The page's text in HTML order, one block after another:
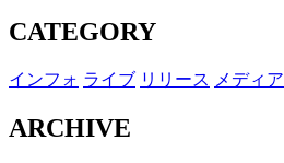
CATEGORY
インフォ ライブ リリース メディア
ARCHIVE